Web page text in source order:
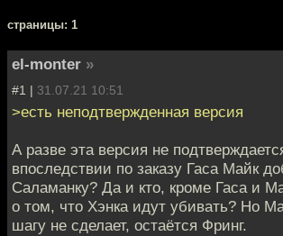
cтраницы: 1
el-monter »
#1 | 31.07.21 10:51
>есть неподтвержденная версия
А разве эта версия не
впоследствии по заказу Гаса Майк
Саламанку? Да и кто, кроме Гаса и
о том, что Хэнка идут убивать? Но
шагу не сделает, остаётся Фринг.